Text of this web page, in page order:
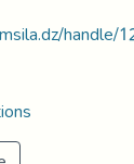
handle/